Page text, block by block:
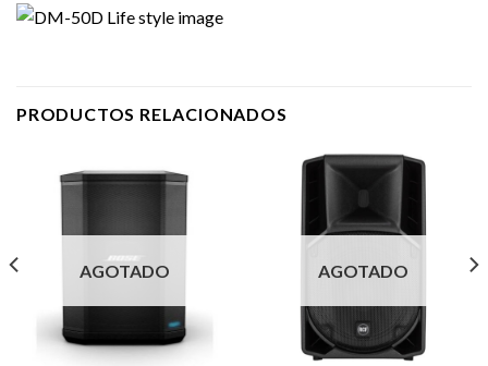
PRODUCTOS RELACIONADOS
AGOTADO AGOTADO